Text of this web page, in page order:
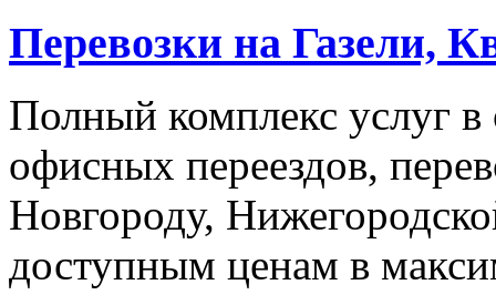
Перевозки на Газели,
Полный комплекс услуг
офисных переездов,
Новгороду,
доступным ценам в